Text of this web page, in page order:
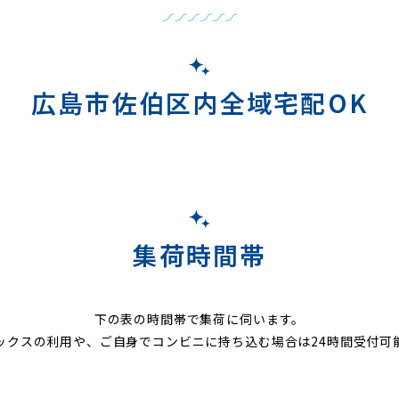
広島市佐伯区内全域宅配OK
集荷時間帯
下の表の時間帯で集荷に伺います。
クスの利用や、ご自身でコンビニに持ち込む場合は24時間受付可